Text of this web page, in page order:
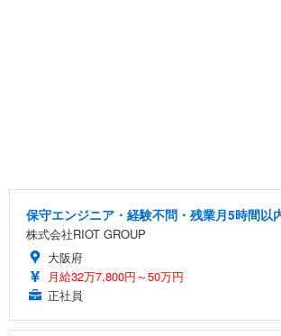
保守エンジニア・経験不問・残業月5時間以
株式会社RIOT GROUP
大阪府
月給32万7,800円～50万円
正社員